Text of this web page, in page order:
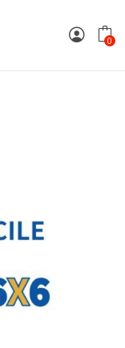
0
Attivare